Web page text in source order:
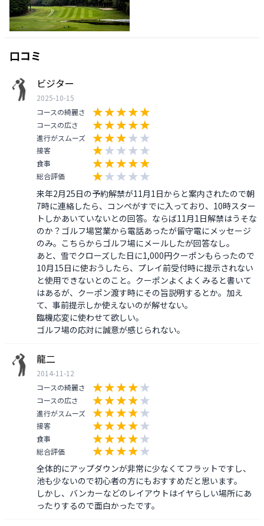
口コミ
ビジター
2025-10-15
コースの綺麗さ
コースの広さ
進行がスムーズ
接客
食事
総合評価
来年2月25日の予約解禁が11月1日からと案内されたので朝
7時に連絡したら、コンペがすでに入っており、10時スター
トしかあいていないとの回答。ならば11月1日解禁はうそな
のか？ゴルフ場営業から電話あったが留守電にメッセージ
のみ。こちらからゴルフ場にメールしたが回答なし。
あと、雪でクローズした日に1,000円クーポンもらったので
10月15日に使おうしたら、プレイ前受付時に提示されない
と使用できないとのこと。クーポンよくよくみると書いて
はあるが、クーポン渡す時にその旨説明するとか。加え
て、事前提示しか使えないのが解せない。
臨機応変に使わせて欲しい。
ゴルフ場の応対に誠意が感じられない。
龍二
2014-11-12
コースの綺麗さ
コースの広さ
進行がスムーズ
接客
食事
総合評価
全体的にアップダウンが非常に少なくてフラットですし、
池も少ないので初心者の方にもおすすめだと思います。
しかし、バンカーなどのレイアウトはイヤらしい場所にあ
ったりするので面白かったです。